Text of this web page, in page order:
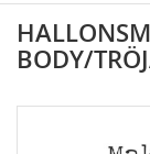
BODY/